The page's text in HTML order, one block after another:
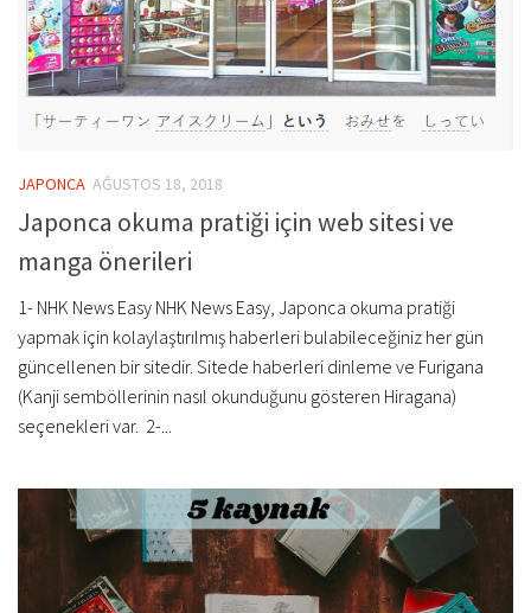
JAPONCA AĞUSTOS 18, 2018
Japonca okuma pratiği için web sitesi ve
manga önerileri
1- NHK News Easy NHK News Easy, Japonca okuma pratiği
yapmak için kolaylaştırılmış haberleri bulabileceğiniz her gün
güncellenen bir sitedir. Sitede haberleri dinleme ve Furigana
(Kanji semböllerinin nasıl okunduğunu gösteren Hiragana)
seçenekleri var. 2-...